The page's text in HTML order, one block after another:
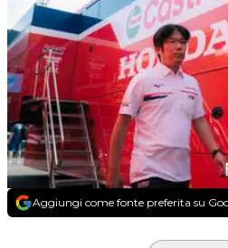
Aggiungi come fonte preferita su